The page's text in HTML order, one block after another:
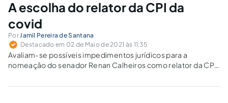
A escolha do relator da CPI da
covid
PorJamil Pereira de Santana
Destacado em 02 de Maio de 2021 às 11:35
Avaliam-se possíveis impedimentos jurídicos para a
nomeação do senador Renan Calheiros como relator da CPI